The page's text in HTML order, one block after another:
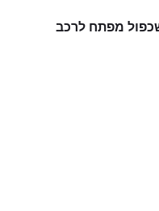
מפתח לרכב